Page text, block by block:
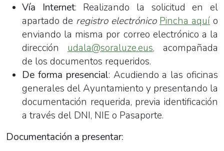
Vía Internet: Realizando la solicitud en el
apartado de registro electrónico Pincha aquí o
enviando la misma por correo electrónico a la
dirección udala@soraluze.eus, acompañada
de los documentos requeridos.
De forma presencial: Acudiendo a las oficinas
generales del Ayuntamiento y presentando la
documentación requerida, previa identificación
a través del DNI, NIE o Pasaporte.
Documentación a presentar: